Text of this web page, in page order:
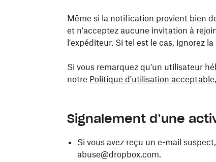
Vérifiez l’adresse e‑mail sous « ».
Même si la notification provient bien
et n'acceptez aucune invitation à
l'expéditeur. Si tel est le cas, ignorez
Si vous remarquez qu'un utilisateur
notre Politique d'utilisation acceptable
Signalement d’une
Si vous avez reçu un e-mail
abuse@dropbox.com.